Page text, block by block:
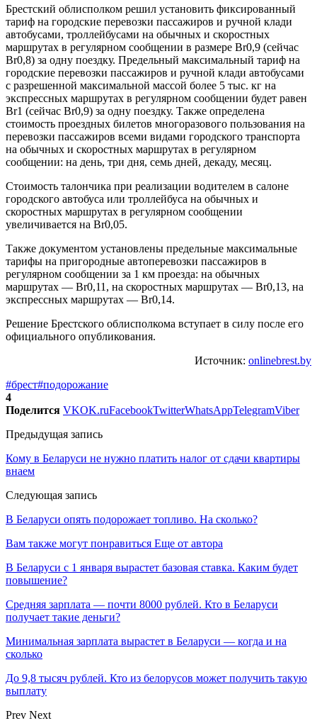
Брестский облисполком решил установить фиксированный
тариф на городские перевозки пассажиров и ручной клади
автобусами, троллейбусами на обычных и скоростных
маршрутах в регулярном сообщении в размере Br0,9 (сейчас
Br0,8) за одну поездку. Предельный максимальный тариф на
городские перевозки пассажиров и ручной клади автобусами
с разрешенной максимальной массой более 5 тыс. кг на
экспрессных маршрутах в регулярном сообщении будет равен
Br1 (сейчас Br0,9) за одну поездку. Также определена
стоимость проездных билетов многоразового пользования на
перевозки пассажиров всеми видами городского транспорта
на обычных и скоростных маршрутах в регулярном
сообщении: на день, три дня, семь дней, декаду, месяц.
Стоимость талончика при реализации водителем в салоне
городского автобуса или троллейбуса на обычных и
скоростных маршрутах в регулярном сообщении
увеличивается на Br0,05.
Также документом установлены предельные максимальные
тарифы на пригородные автоперевозки пассажиров в
регулярном сообщении за 1 км проезда: на обычных
маршрутах — Br0,11, на скоростных маршрутах — Br0,13, на
экспрессных маршрутах — Br0,14.
Решение Брестского облисполкома вступает в силу после его
официального опубликования.
Источник: onlinebrest.by
#брест#подорожание
4
Поделится VKOK.ruFacebookTwitterWhatsAppTelegramViber
Предыдущая запись
Кому в Беларуси не нужно платить налог от сдачи квартиры
внаем
Следующая запись
В Беларуси опять подорожает топливо. На сколько?
Вам также могут понравиться Еще от автора
В Беларуси с 1 января вырастет базовая ставка. Каким будет
повышение?
Средняя зарплата — почти 8000 рублей. Кто в Беларуси
получает такие деньги?
Минимальная зарплата вырастет в Беларуси — когда и на
сколько
До 9,8 тысяч рублей. Кто из белорусов может получить такую
выплату
Prev Next